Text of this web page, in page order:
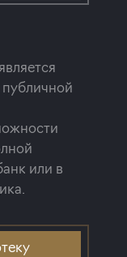
или в